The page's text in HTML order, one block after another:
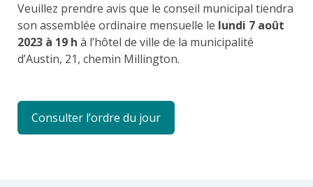
Veuillez prendre avis que le conseil municipal tiendra
son assemblée ordinaire mensuelle le lundi 7 août
2023 à 19 h à l’hôtel de ville de la municipalité
d’Austin, 21, chemin Millington.
Consulter l’ordre du jour